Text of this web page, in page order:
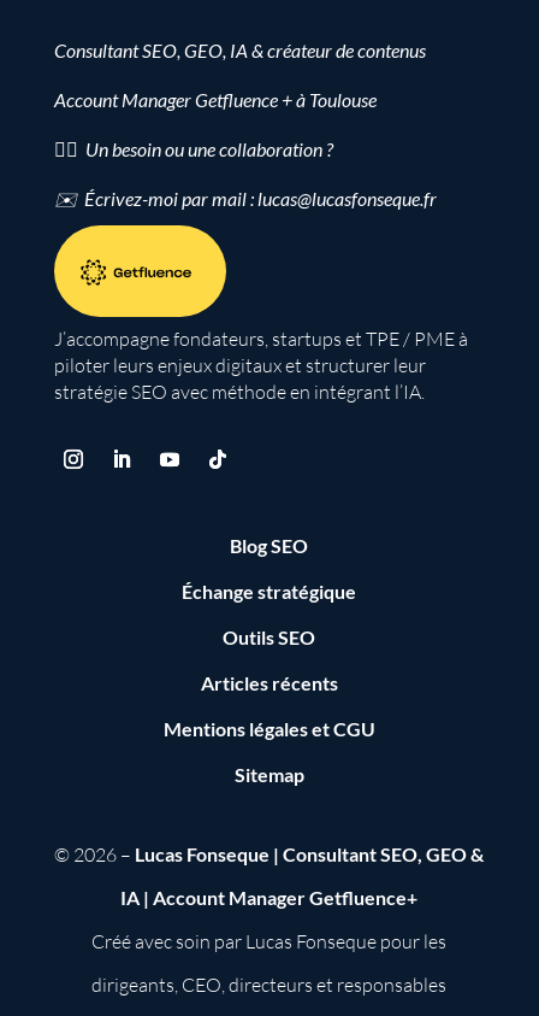
Consultant SEO, GEO, IA & créateur de contenus
Account Manager Getfluence + à Toulouse
👉🏻 Un besoin ou une collaboration ?
✉️ Écrivez-moi par mail : lucas@lucasfonseque.fr
J’accompagne fondateurs, startups et TPE / PME à
piloter leurs enjeux digitaux et structurer leur
stratégie SEO avec méthode en intégrant l’IA.
Blog SEO
Échange stratégique
Outils SEO
Articles récents
Mentions légalesetCGU
Sitemap
© 2026 – Lucas Fonseque | Consultant SEO, GEO &
IA | Account Manager Getfluence+
Créé avec soin par Lucas Fonseque pour les
dirigeants, CEO, directeurs et responsables